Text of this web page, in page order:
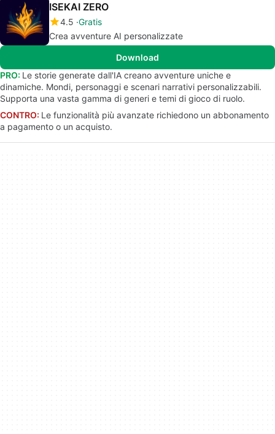
ISEKAI ZERO
4.5 Gratis
Crea avventure AI personalizzate
Download
PRO: Le storie generate dall'IA creano avventure uniche e
dinamiche. Mondi, personaggi e scenari narrativi personalizzabili.
Supporta una vasta gamma di generi e temi di gioco di ruolo.
CONTRO: Le funzionalità più avanzate richiedono un abbonamento
a pagamento o un acquisto.